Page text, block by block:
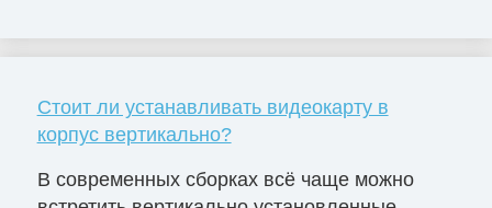
Стоит ли устанавливать видеокарту в
корпус вертикально?
В современных сборках всё чаще можно